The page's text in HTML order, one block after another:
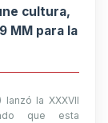
cultura,
MM para la
la XXXVII
que esta